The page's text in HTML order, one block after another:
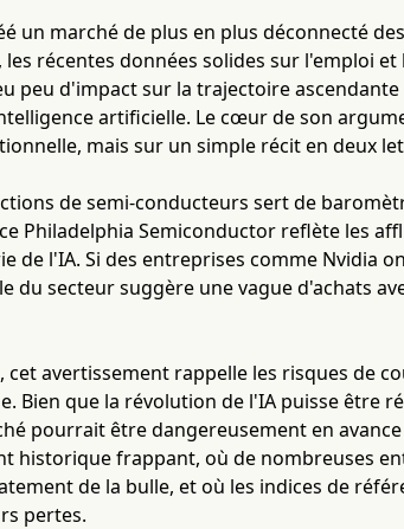
un marché de plus en plus déconnecté
les récentes données solides sur l'emploi
peu d'impact sur la trajectoire
artificielle. Le cœur de son
mais sur un simple récit en deux
de semi-conducteurs sert de
Philadelphia Semiconductor reflète les
de l'IA. Si des entreprises comme Nvidia
du secteur suggère une vague d'achats
cet avertissement rappelle les risques de
Bien que la révolution de l'IA puisse être
pourrait être dangereusement en
historique frappant, où de nombreuses
de la bulle, et où les indices de
pertes.